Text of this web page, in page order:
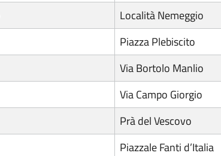
Località Nemeggio
Piazza Plebiscito
Via Bortolo Manlio
Via Campo Giorgio
Prà del Vescovo
Piazzale Fanti d’Italia